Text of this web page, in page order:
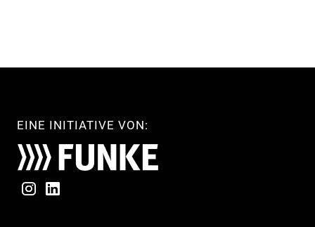
EINE INITIATIVE VON: